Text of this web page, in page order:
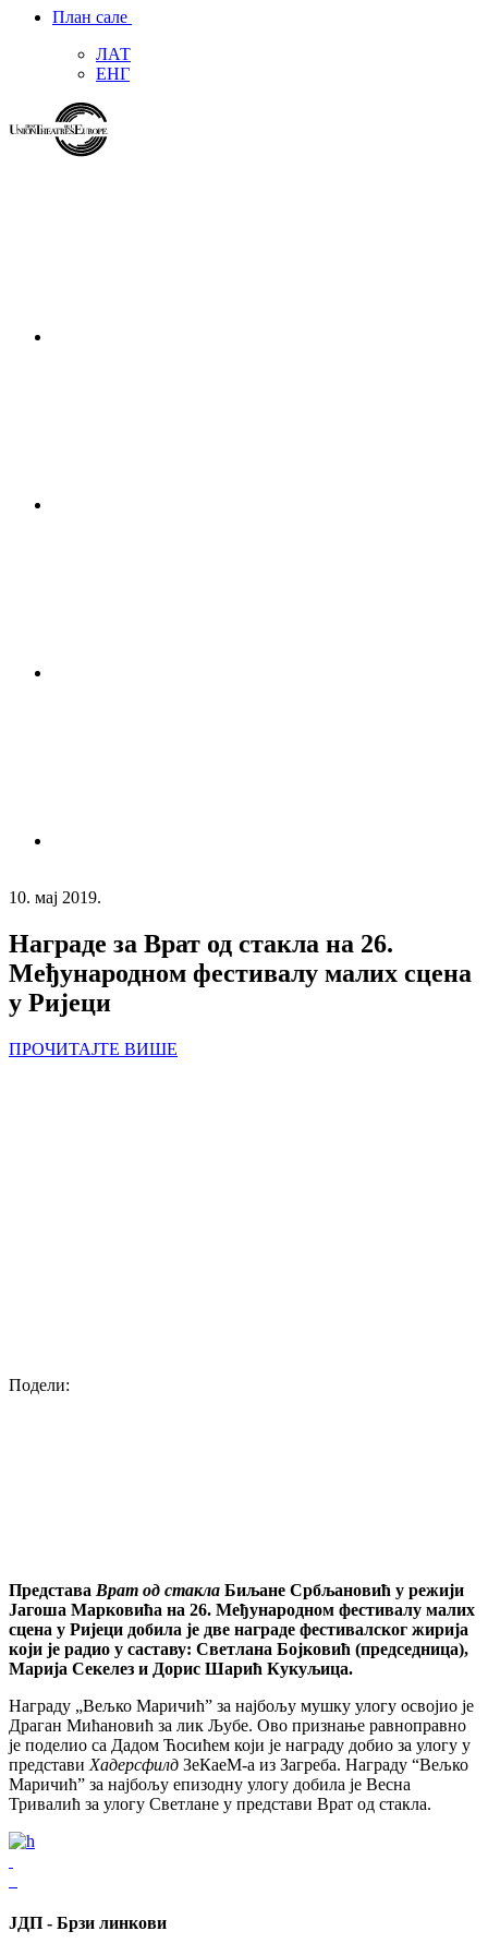
План сале
ЛАТ
ЕНГ
10. мај 2019.
Награде за Врат од стакла на 26.
Међународном фестивалу малих сцена
у Ријеци
ПРОЧИТАЈТЕ ВИШЕ
Подели:
Представа Врат од стакла Биљане Србљановић у режији
Јагоша Марковића на 26. Међународном фестивалу малих
сцена у Ријеци добила је две награде фестивалског жирија
који је радио у саставу: Светлана Бојковић (председница),
Марија Секелез и Дорис Шарић Кукуљица.
Награду „Вељко Маричић” за најбољу мушку улогу освојио је
Драган Мићановић за лик Љубе. Ово признање равноправно
је поделио са Дадом Ћосићем који је награду добио за улогу у
представи Хадерсфилд ЗеКаеМ-а из Загреба. Награду “Вељко
Маричић” за најбољу епизодну улогу добила је Весна
Тривалић за улогу Светлане у представи Врат од стакла.
ЈДП - Брзи линкови